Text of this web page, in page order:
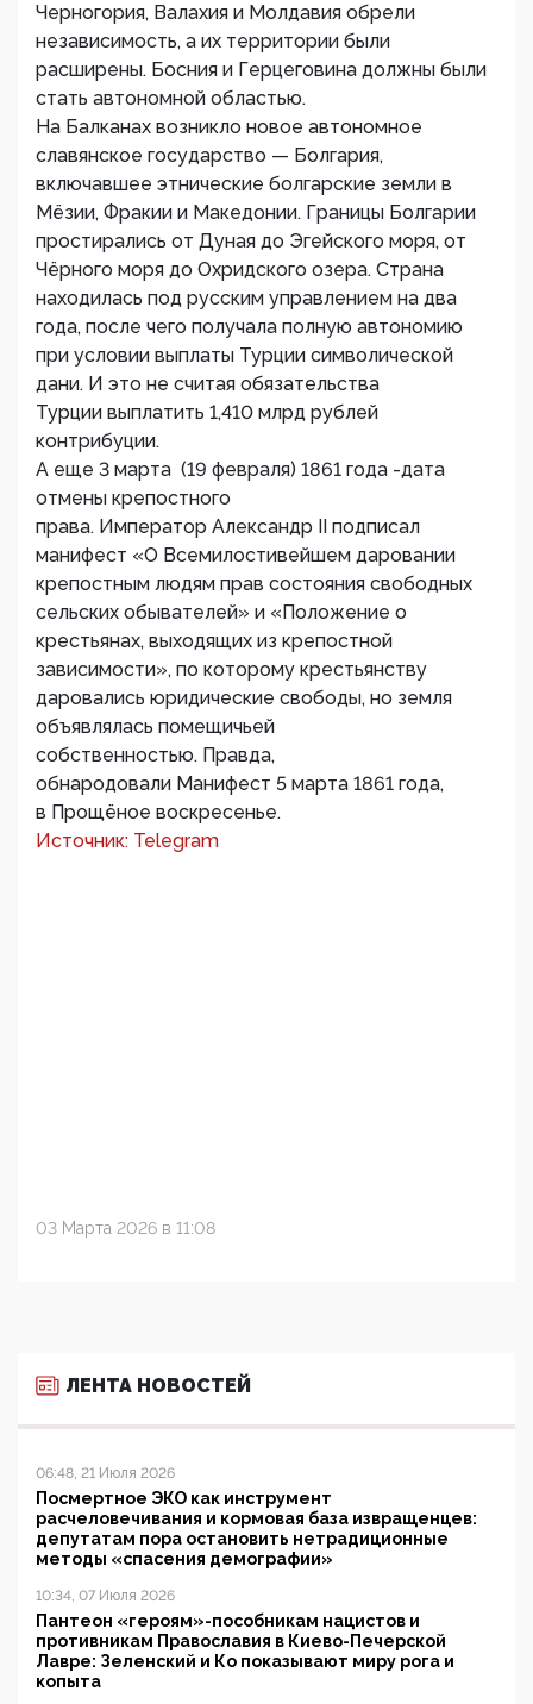
Черногория, Валахия и Молдавия обрели
независимость, а их территории были
расширены. Босния и Герцеговина должны были
стать автономной областью.
На Балканах возникло новое автономное
славянское государство — Болгария,
включавшее этнические болгарские земли в
Мёзии, Фракии и Македонии. Границы Болгарии
простирались от Дуная до Эгейского моря, от
Чёрного моря до Охридского озера. Страна
находилась под русским управлением на два
года, после чего получала полную автономию
при условии выплаты Турции символической
дани. И это не считая обязательства
Турции выплатить 1,410 млрд рублей
контрибуции.
А еще 3 марта (19 февраля) 1861 года -дата
отмены крепостного
права. Император Александр II подписал
манифест «О Всемилостивейшем даровании
крепостным людям прав состояния свободных
сельских обывателей» и «Положение о
крестьянах, выходящих из крепостной
зависимости», по которому крестьянству
даровались юридические свободы, но земля
объявлялась помещичьей
собственностью. Правда,
обнародовали Манифест 5 марта 1861 года,
в Прощёное воскресенье.
Источник: Telegram
03 Марта 2026 в 11:08
ЛЕНТА НОВОСТЕЙ
06:48, 21 Июля 2026
Посмертное ЭКО как инструмент
расчеловечивания и кормовая база извращенцев:
депутатам пора остановить нетрадиционные
методы «спасения демографии»
10:34, 07 Июля 2026
Пантеон «героям»-пособникам нацистов и
противникам Православия в Киево-Печерской
Лавре: Зеленский и Ко показывают миру рога и
копыта